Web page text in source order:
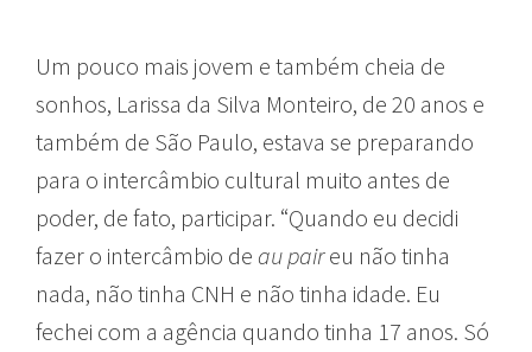
Um pouco mais jovem e também cheia de
sonhos, Larissa da Silva Monteiro, de 20 anos e
também de São Paulo, estava se preparando
para o intercâmbio cultural muito antes de
poder, de fato, participar. “Quando eu decidi
fazer o intercâmbio de au paireu não tinha
nada, não tinha CNH e não tinha idade. Eu
fechei com a agência quando tinha 17 anos. Só